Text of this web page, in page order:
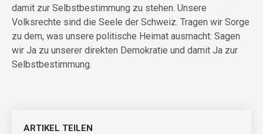
damit zur Selbstbestimmung zu stehen. Unsere
Volksrechte sind die Seele der Schweiz. Tragen wir Sorge
zu dem, was unsere politische Heimat ausmacht: Sagen
wir Ja zu unserer direkten Demokratie und damit Ja zur
Selbstbestimmung.
ARTIKEL TEILEN